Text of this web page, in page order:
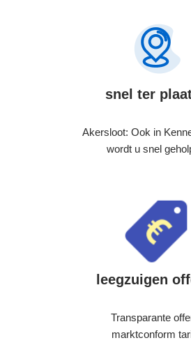
snel ter
Akersloot: Ook in
wordt u snel
leegzuigen
Transparante
marktconform